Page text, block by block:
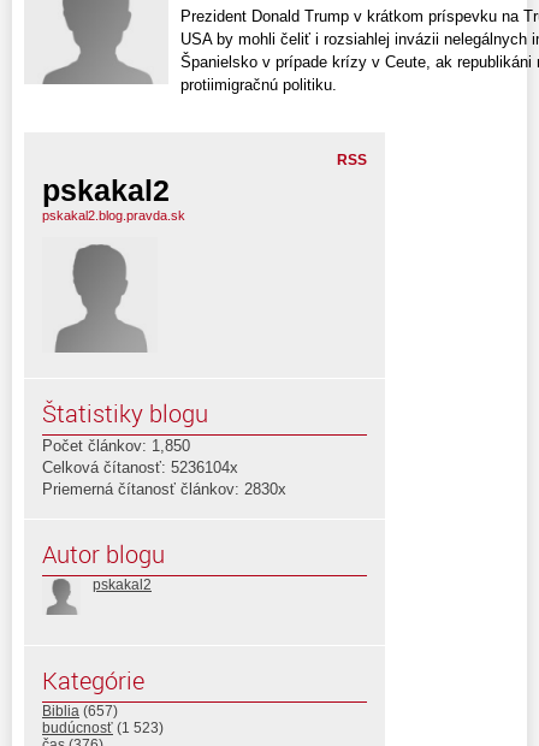
Prezident Donald Trump v krátkom príspevku na
USA by mohli čeliť i rozsiahlej invázii nelegálnych
Španielsko v prípade krízy v Ceute, ak republikáni
protiimigračnú politiku.
RSS
pskakal2
pskakal2.blog.pravda.sk
Štatistiky blogu
Počet článkov: 1,850
Celková čítanosť: 5236104x
Priemerná čítanosť článkov: 2830x
Autor blogu
pskakal2
Kategórie
Biblia (657)
budúcnosť (1 523)